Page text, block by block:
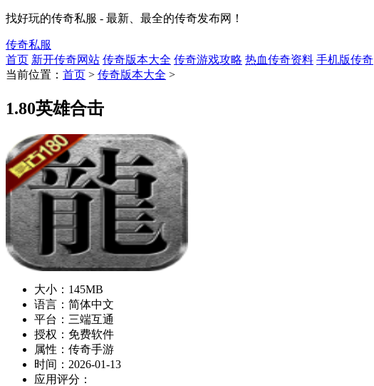
找好玩的传奇私服 - 最新、最全的传奇发布网！
传奇私服
首页 新开传奇网站 传奇版本大全 传奇游戏攻略 热血传奇资料 手机版传奇
当前位置： 首页 > 传奇版本大全 >
1.80英雄合击
大小： 145MB
语言： 简体中文
平台： 三端互通
授权： 免费软件
属性： 传奇手游
时间： 2026-01-13
应用评分：